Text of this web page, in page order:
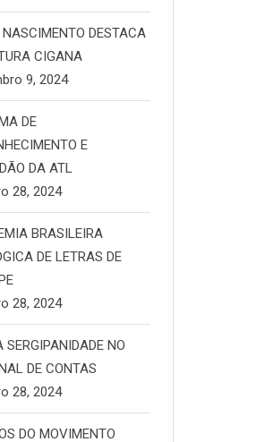
DESTACA
CIGANA
9, 2024
DE
E
DA ATL
28, 2024
BRASILEIRA
DE LETRAS DE
28, 2024
SERGIPANIDADE NO
DE CONTAS
28, 2024
DO MOVIMENTO